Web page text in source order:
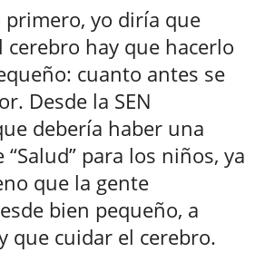
primero, yo diría que
cerebro hay que hacerlo
cuanto antes se
Desde la SEN
debería haber una
para los niños, ya
que la gente
bien pequeño, a
que cuidar el cerebro.